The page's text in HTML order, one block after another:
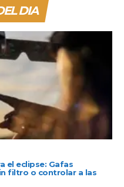
DIA
el eclipse: Gafas
filtro o controlar a las